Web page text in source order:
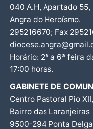
040 A.H, Apartado 55,
Angra do Heroísmo.
295216670; Fax
Horário: 2ª a 6ª feira
17:00 horas.
GABINETE DE
Centro Pastoral Pio XII,
Bairro das Laranjeiras
9500-294 Ponta